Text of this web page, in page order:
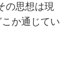
の思想は現
か通じてい